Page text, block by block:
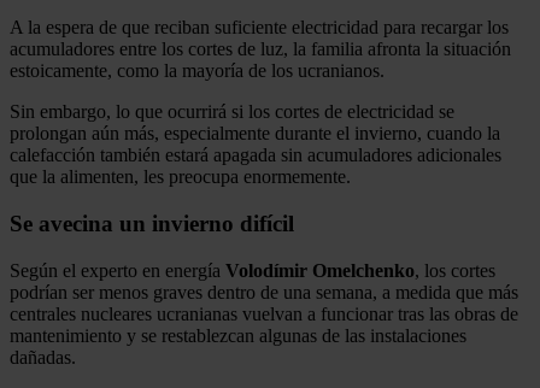
A la espera de que reciban suficiente electricidad para recargar los
acumuladores entre los cortes de luz, la familia afronta la situación
estoicamente, como la mayoría de los ucranianos.
Sin embargo, lo que ocurrirá si los cortes de electricidad se
prolongan aún más, especialmente durante el invierno, cuando la
calefacción también estará apagada sin acumuladores adicionales
que la alimenten, les preocupa enormemente.
Se avecina un invierno difícil
Según el experto en energía Volodímir Omelchenko, los cortes
podrían ser menos graves dentro de una semana, a medida que más
centrales nucleares ucranianas vuelvan a funcionar tras las obras de
mantenimiento y se restablezcan algunas de las instalaciones
dañadas.